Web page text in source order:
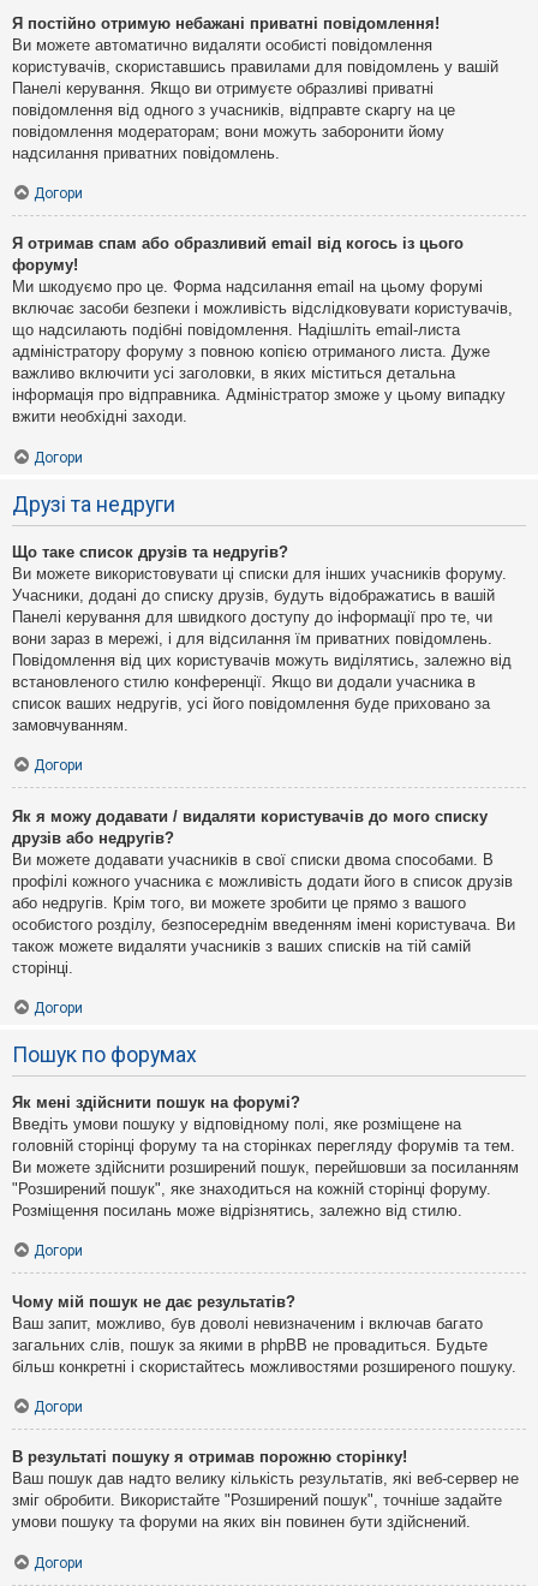
Я постійно отримую небажані приватні повідомлення!
Ви можете автоматично видаляти особисті повідомлення
користувачів, скориставшись правилами для повідомлень у вашій
Панелі керування. Якщо ви отримуєте образливі приватні
повідомлення від одного з учасників, відправте скаргу на це
повідомлення модераторам; вони можуть заборонити йому
надсилання приватних повідомлень.
Догори
Я отримав спам або образливий email від когось із цього
форуму!
Ми шкодуємо про це. Форма надсилання email на цьому форумі
включає засоби безпеки і можливість відслідковувати користувачів,
що надсилають подібні повідомлення. Надішліть email-листа
адміністратору форуму з повною копією отриманого листа. Дуже
важливо включити усі заголовки, в яких міститься детальна
інформація про відправника. Адміністратор зможе у цьому випадку
вжити необхідні заходи.
Догори
Друзі та недруги
Що таке список друзів та недругів?
Ви можете використовувати ці списки для інших учасників форуму.
Учасники, додані до списку друзів, будуть відображатись в вашій
Панелі керування для швидкого доступу до інформації про те, чи
вони зараз в мережі, і для відсилання їм приватних повідомлень.
Повідомлення від цих користувачів можуть виділятись, залежно від
встановленого стилю конференції. Якщо ви додали учасника в
список ваших недругів, усі його повідомлення буде приховано за
замовчуванням.
Догори
Як я можу додавати / видаляти користувачів до мого списку
друзів або недругів?
Ви можете додавати учасників в свої списки двома способами. В
профілі кожного учасника є можливість додати його в список друзів
або недругів. Крім того, ви можете зробити це прямо з вашого
особистого розділу, безпосереднім введенням імені користувача. Ви
також можете видаляти учасників з ваших списків на тій самій
сторінці.
Догори
Пошук по форумах
Як мені здійснити пошук на форумі?
Введіть умови пошуку у відповідному полі, яке розміщене на
головній сторінці форуму та на сторінках перегляду форумів та тем.
Ви можете здійснити розширений пошук, перейшовши за посиланням
"Розширений пошук", яке знаходиться на кожній сторінці форуму.
Розміщення посилань може відрізнятись, залежно від стилю.
Догори
Чому мій пошук не дає результатів?
Ваш запит, можливо, був доволі невизначеним і включав багато
загальних слів, пошук за якими в phpBB не провадиться. Будьте
більш конкретні і скористайтесь можливостями розширеного пошуку.
Догори
В результаті пошуку я отримав порожню сторінку!
Ваш пошук дав надто велику кількість результатів, які веб-сервер не
зміг обробити. Використайте "Розширений пошук", точніше задайте
умови пошуку та форуми на яких він повинен бути здійснений.
Догори